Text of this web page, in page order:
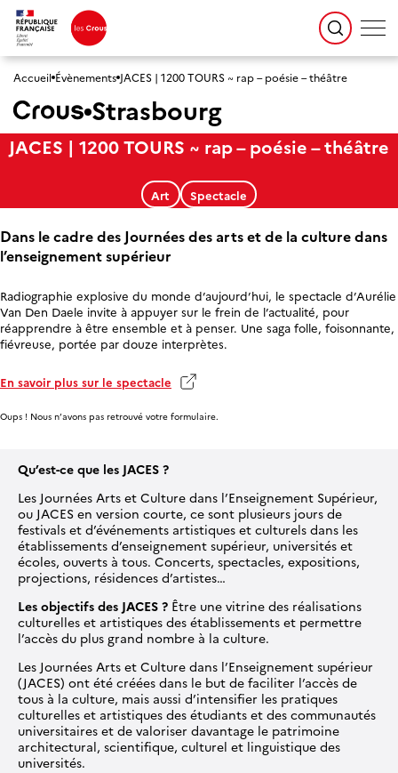
Accueil Évènements JACES | 1200 TOURS ~ rap – poésie – théâtre
Strasbourg
JACES | 1200 TOURS ~ rap – poésie – théâtre
Art Spectacle
Dans le cadre des Journées des arts et de la culture dans
l’enseignement supérieur
Radiographie explosive du monde d’aujourd’hui, le spectacle d’Aurélie
Van Den Daele invite à appuyer sur le frein de l’actualité, pour
réapprendre à être ensemble et à penser. Une saga folle, foisonnante,
fiévreuse, portée par douze interprètes.
En savoir plus sur le spectacle
Oups ! Nous n’avons pas retrouvé votre formulaire.
Qu’est-ce que les JACES ?
Les Journées Arts et Culture dans l’Enseignement Supérieur,
ou JACES en version courte, ce sont plusieurs jours de
festivals et d’événements artistiques et culturels dans les
établissements d’enseignement supérieur, universités et
écoles, ouverts à tous. Concerts, spectacles, expositions,
projections, résidences d’artistes…
Les objectifs des JACES ? Être une vitrine des réalisations
culturelles et artistiques des établissements et permettre
l’accès du plus grand nombre à la culture.
Les Journées Arts et Culture dans l’Enseignement supérieur
(JACES) ont été créées dans le but de faciliter l’accès de
tous à la culture, mais aussi d’intensifier les pratiques
culturelles et artistiques des étudiants et des communautés
universitaires et de valoriser davantage le patrimoine
architectural, scientifique, culturel et linguistique des
universités.